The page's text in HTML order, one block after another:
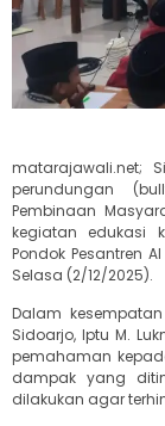
matarajawali.net;
perundungan
Pembinaan
kegiatan edukasi
Pondok Pesantren
Selasa (2/12/2025).
Dalam
Sidoarjo, Iptu M.
pemahaman
dampak yang
dilakukan agar